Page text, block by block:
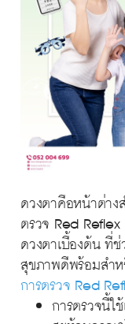
ดวงตาคือหน้าต่าง
ตรวจ Red
ดวงตาเบื้องต้น ที่
สุขภาพดีพร้อมสำห
การตรวจ Red
การตรวจนี้ใ